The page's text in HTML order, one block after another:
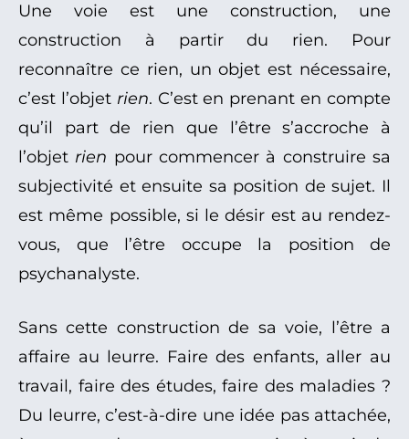
Une voie est une construction, une
construction à partir du rien. Pour
reconnaître ce rien, un objet est nécessaire,
c’est l’objet rien. C’est en prenant en compte
qu’il part de rien que l’être s’accroche à
l’objet rien pour commencer à construire sa
subjectivité et ensuite sa position de sujet. Il
est même possible, si le désir est au rendez-
vous, que l’être occupe la position de
psychanalyste.
Sans cette construction de sa voie, l’être a
affaire au leurre. Faire des enfants, aller au
travail, faire des études, faire des maladies ?
Du leurre, c’est-à-dire une idée pas attachée,